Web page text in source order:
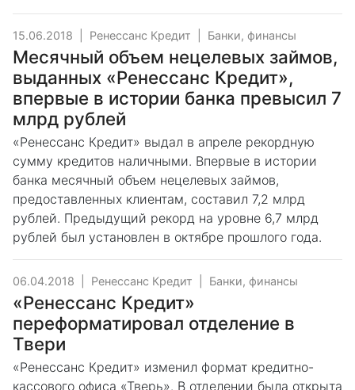
15.06.2018 Ренессанс Кредит Банки, финансы
Месячный объем нецелевых займов,
выданных «Ренессанс Кредит»,
впервые в истории банка превысил 7
млрд рублей
«Ренессанс Кредит» выдал в апреле рекордную
сумму кредитов наличными. Впервые в истории
банка месячный объем нецелевых займов,
предоставленных клиентам, составил 7,2 млрд
рублей. Предыдущий рекорд на уровне 6,7 млрд
рублей был установлен в октябре прошлого года.
06.04.2018 Ренессанс Кредит Банки, финансы
«Ренессанс Кредит»
переформатировал отделение в
Твери
«Ренессанс Кредит» изменил формат кредитно-
кассового офиса «Тверь». В отделении была открыта